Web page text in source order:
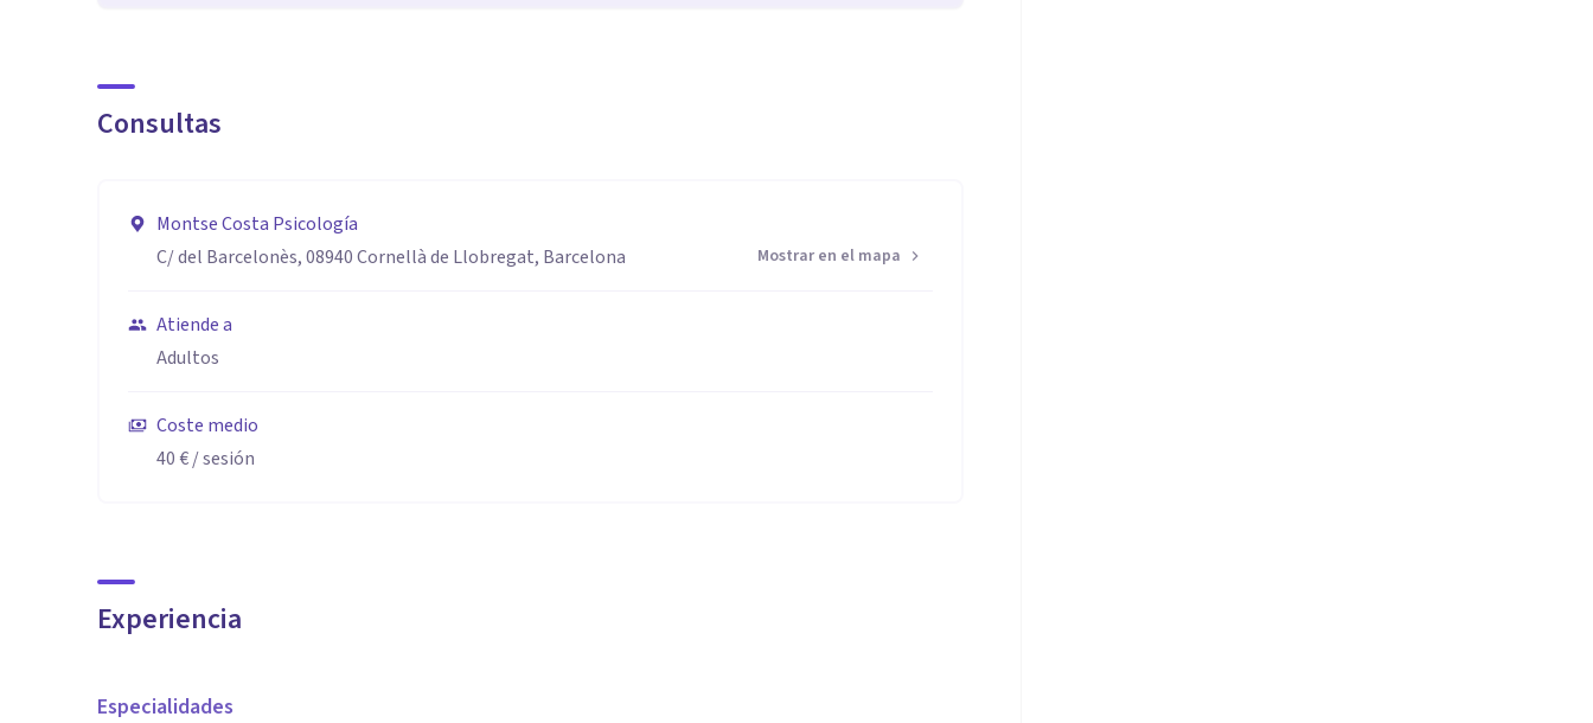
- Experimentas dificultades en las distintas relaciones, tanto de amistad, de pareja como familiares
Consultas
Montse Costa Psicología
C/ del Barcelonès, 08940 Cornellà de Llobregat, Barcelona
Mostrar en el mapa
Atiende a
Adultos
Coste medio
40 €/ sesión
Experiencia
Especialidades